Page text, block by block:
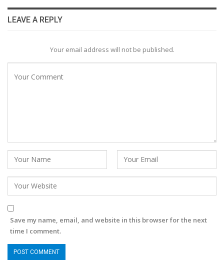
LEAVE A REPLY
Your email address will not be published.
Save my name, email, and website in this browser for the next
time I comment.